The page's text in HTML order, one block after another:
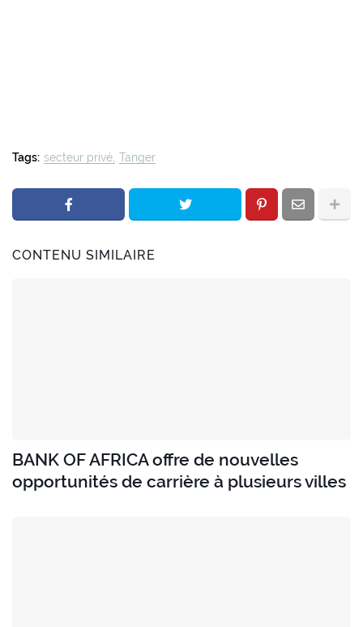
Tags: secteur privé Tanger
CONTENU SIMILAIRE
BANK OF AFRICA offre de nouvelles
opportunités de carrière à plusieurs villes